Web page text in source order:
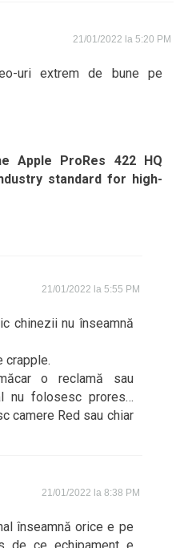
21/01/2022 la 5:20 PM
uri extrem de bune pe
Apple ProRes 422 HQ
standard for high-
21/01/2022 la 5:55 PM
chinezii nu înseamnă
crapple.
o reclamă sau
nu folosesc prores…
camere Red sau chiar
21/01/2022 la 8:38 PM
înseamnă orice e pe